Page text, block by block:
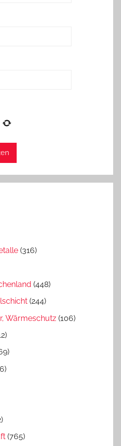
(316)
(448)
(244)
Wärmeschutz (106)
(765)